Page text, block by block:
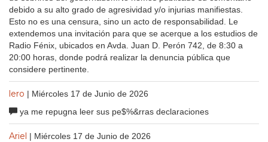
debido a su alto grado de agresividad y/o injurias manifiestas.
Esto no es una censura, sino un acto de responsabilidad. Le
extendemos una invitación para que se acerque a los estudios de
Radio Fénix, ubicados en Avda. Juan D. Perón 742, de 8:30 a
20:00 horas, donde podrá realizar la denuncia pública que
considere pertinente.
lero | Miércoles 17 de Junio de 2026
ya me repugna leer sus pe$%&rras declaraciones
Ariel | Miércoles 17 de Junio de 2026